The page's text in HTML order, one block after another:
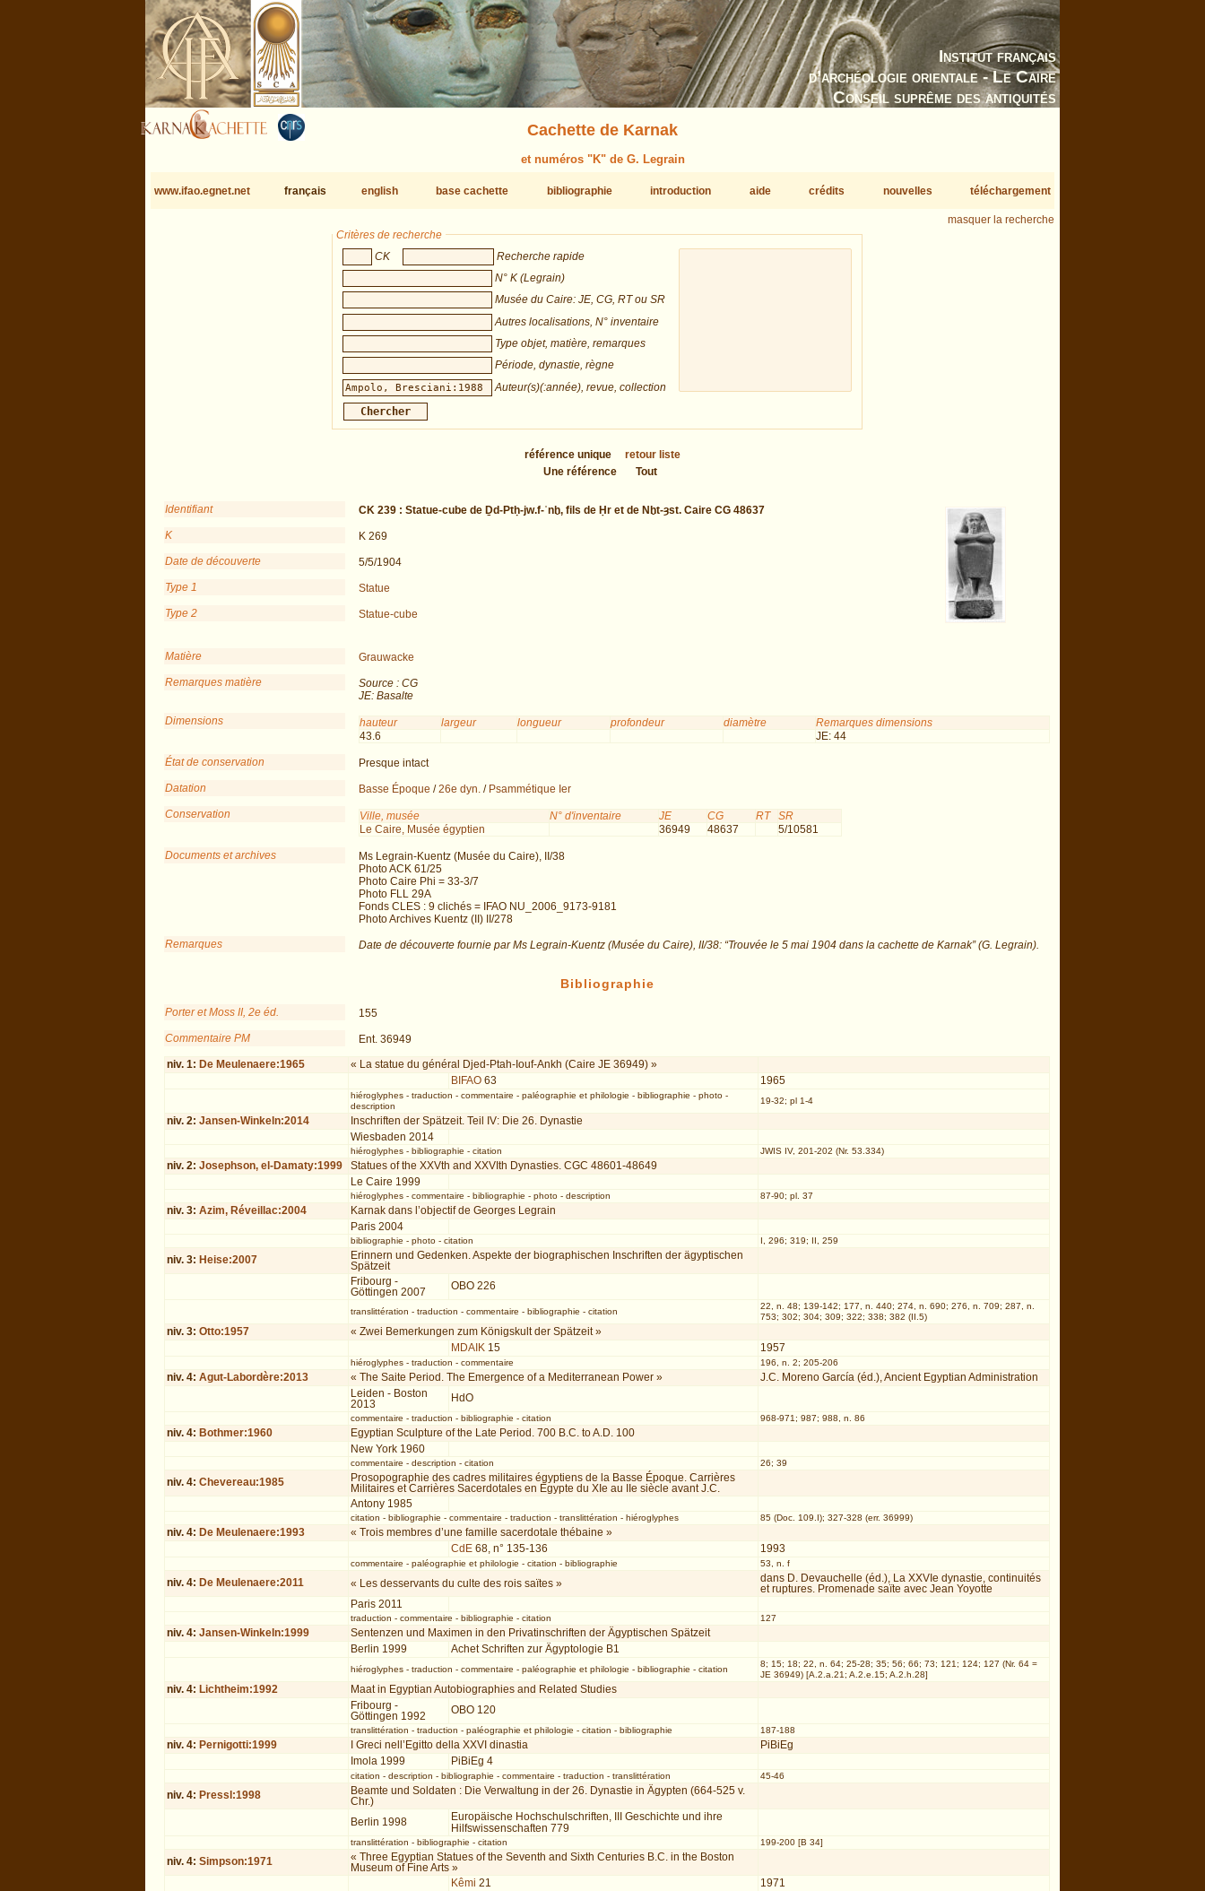
Institut français
d’archéologie orientale - Le Caire
Conseil suprême des antiquités
Cachette de Karnak
et numéros "K" de G. Legrain
www.ifao.egnet.net français english base cachette bibliographie introduction aide crédits nouvelles téléchargement
masquer la recherche
Critères de recherche
CK
Recherche rapide
N° K (Legrain)
Musée du Caire: JE, CG, RT ou SR
Autres localisations, N° inventaire
Type objet, matière, remarques
Période, dynastie, règne
Auteur(s)(:année), revue, collection
référence unique
retour liste
Une référence
Tout
Identifiant CK 239 : Statue-cube de Ḏd-Ptḥ-jw.f-ʿnḫ, fils de Ḥr et de Nḫt-ȝst. Caire CG 48637
K
K 269
Date de découverte
5/5/1904
Type 1
Statue
Type 2
Statue-cube
Matière
Grauwacke
Remarques matière
Source : CG
JE: Basalte
Dimensions
hauteur largeur longueur profondeur diamètre
Remarques dimensions
43.6
JE: 44
État de conservation
Presque intact
Datation
Basse Époque /26e dyn. / Psammétique Ier
Conservation
Ville, musée N° d'inventaire JE CG RT
SR
Le Caire, Musée égyptien
36949 48637 5/10581
Documents et archives
Ms Legrain-Kuentz (Musée du Caire), II/38
Photo ACK 61/25
Photo Caire Phi = 33-3/7
Photo FLL 29A
Fonds CLES : 9 clichés = IFAO NU_2006_9173-9181
Photo Archives Kuentz (II) II/278
Remarques
Date de découverte fournie par Ms Legrain-Kuentz (Musée du Caire), II/38: “Trouvée le 5 mai 1904 dans la cachette de Karnak” (G. Legrain).
Bibliographie
Porter et Moss II, 2e éd.
155
Commentaire PM
Ent. 36949
niv. 1: De Meulenaere:1965
« La statue du général Djed-Ptah-Iouf-Ankh (Caire JE 36949) »
BIFAO 63 1965
hiéroglyphes- traduction - commentaire - paléographie et philologie - bibliographie - photo-
description
19-32; pl 1-4
niv. 2:Jansen-Winkeln:2014
Inschriften der Spätzeit. Teil IV: Die 26. Dynastie
Wiesbaden 2014
hiéroglyphes- bibliographie - citation JWIS IV, 201-202 (Nr. 53.334)
niv. 2:Josephson, el-Damaty:1999
Statues of the XXVth and XXVIth Dynasties. CGC 48601-48649
Le Caire 1999
hiéroglyphes- commentaire - bibliographie - photo- description 87-90; pl. 37
niv. 3:Azim, Réveillac:2004
Karnak dans l’objectif de Georges Legrain
Paris 2004
bibliographie - photo- citation I, 296; 319; II, 259
niv. 3: Heise:2007
Erinnern und Gedenken. Aspekte der biographischen Inschriften der ägyptischen
Spätzeit
Fribourg -
Göttingen 2007
OBO 226
translittération - traduction - commentaire - bibliographie - citation
22, n. 48; 139-142; 177, n. 440; 274, n. 690; 276, n. 709; 287, n.
753; 302; 304; 309; 322; 338; 382 (II.5)
niv. 3:Otto:1957
« Zwei Bemerkungen zum Königskult der Spätzeit »
MDAIK 15 1957
hiéroglyphes- traduction - commentaire 196, n. 2; 205-206
niv. 4:Agut-Labordère:2013 « The Saite Period. The Emergence of a Mediterranean Power »
J.C. Moreno García (éd.), Ancient Egyptian Administration
Leiden - Boston
2013
HdO
commentaire - traduction - bibliographie - citation 968-971; 987; 988, n. 86
niv. 4: Bothmer:1960
Egyptian Sculpture of the Late Period. 700 B.C. to A.D. 100
New York 1960
commentaire - description - citation 26; 39
niv. 4:Chevereau:1985
Prosopographie des cadres militaires égyptiens de la Basse Époque. Carrières
Militaires et Carrières Sacerdotales en Egypte du XIe au IIe siècle avant J.C.
Antony 1985
citation - bibliographie - commentaire - traduction - translittération - hiéroglyphes 85 (Doc. 109.I); 327-328 (err. 36999)
niv. 4: De Meulenaere:1993
« Trois membres d’une famille sacerdotale thébaine »
CdE 68, n° 135-136 1993
commentaire - paléographie et philologie - citation - bibliographie 53, n. f
niv. 4: De Meulenaere:2011 « Les desservants du culte des rois saïtes »
dans D. Devauchelle (éd.), La XXVIe dynastie, continuités
et ruptures. Promenade saïte avec Jean Yoyotte
Paris 2011
traduction - commentaire - bibliographie - citation 127
niv. 4:Jansen-Winkeln:1999
Sentenzen und Maximen in den Privatinschriften der Ägyptischen Spätzeit
Berlin 1999
Achet Schriften zur Ägyptologie B1
hiéroglyphes- traduction - commentaire - paléographie et philologie - bibliographie - citation
8; 15; 18; 22, n. 64; 25-28; 35; 56; 66; 73; 121; 124; 127 (Nr. 64 =
JE 36949) [A.2.a.21; A.2.e.15; A.2.h.28]
niv. 4: Lichtheim:1992
Maat in Egyptian Autobiographies and Related Studies
Fribourg -
Göttingen 1992
OBO 120
translittération - traduction - paléographie et philologie - citation - bibliographie 187-188
niv. 4: Pernigotti:1999 I Greci nell’Egitto della XXVI dinastia
PiBiEg
Imola 1999
PiBiEg 4
citation - description - bibliographie - commentaire - traduction - translittération 45-46
niv. 4: Pressl:1998
Beamte und Soldaten : Die Verwaltung in der 26. Dynastie in Ägypten (664-525 v.
Chr.)
Berlin 1998
Europäische Hochschulschriften, III Geschichte und ihre
Hilfswissenschaften 779
translittération - bibliographie - citation 199-200 [B 34]
niv. 4:Simpson:1971
« Three Egyptian Statues of the Seventh and Sixth Centuries B.C. in the Boston
Museum of Fine Arts »
Kêmi 21 1971